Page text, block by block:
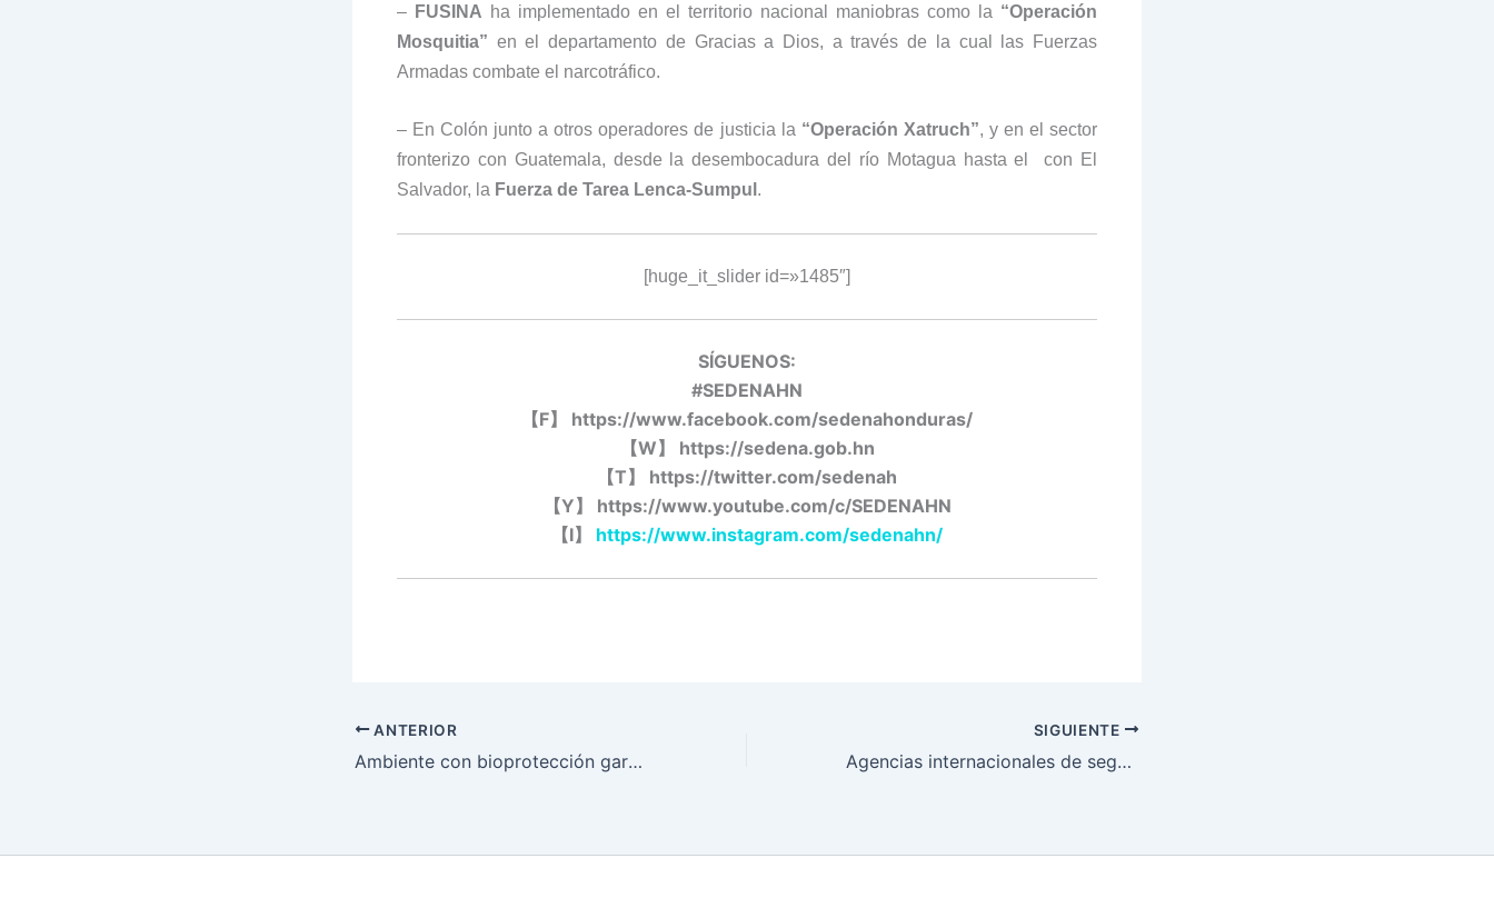
– FUSINA ha implementado en el territorio nacional maniobras como la “Operación
Mosquitia” en el departamento de Gracias a Dios, a través de la cual las Fuerzas
Armadas combate el narcotráfico.
– En Colón junto a otros operadores de justicia la “Operación Xatruch”, y en el sector
fronterizo con Guatemala, desde la desembocadura del río Motagua hasta el con El
Salvador, la Fuerza de Tarea Lenca-Sumpul .
[huge_it_slider id=»1485″]
SÍGUENOS:
#SEDENAHN
【F】
https://www.facebook.com/sedenahonduras/
【W】
https://sedena.gob.hn
【T】
https://twitter.com/sedenah
【Y】
https://www.youtube.com/c/SEDENAHN
【I】 https://www.instagram.com/sedenahn/
ANTERIOR
Ambiente con bioprotección garantiza SEDENA al público
SIGUIENTE
Agencias internacionales de seguridad reconocen y respaldan la labor de Honduras en la lucha contra el narcotráfico